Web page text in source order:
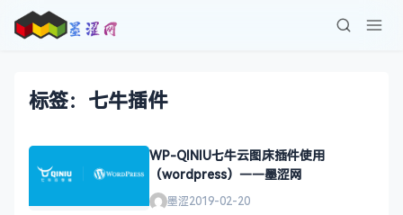
标签：七牛插件
WP-QINIU七牛云图床插件使用
（wordpress）——墨涩网
墨涩2019-02-20